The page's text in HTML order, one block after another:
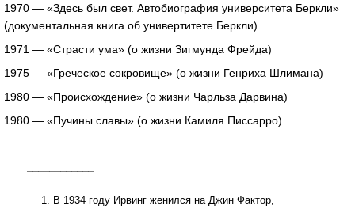
1970 — «Здесь был свет. Автобиография университета Беркли»
(документальная книга об универтитете Беркли)
1971 — «Страсти ума» (о жизни Зигмунда Фрейда)
1975 — «Греческое сокровище» (о жизни Генриха Шлимана)
1980 — «Происхождение» (о жизни Чарльза Дарвина)
1980 — «Пучины славы» (о жизни Камиля Писсарро)
В 1934 году Ирвинг женился на Джин Фактор,